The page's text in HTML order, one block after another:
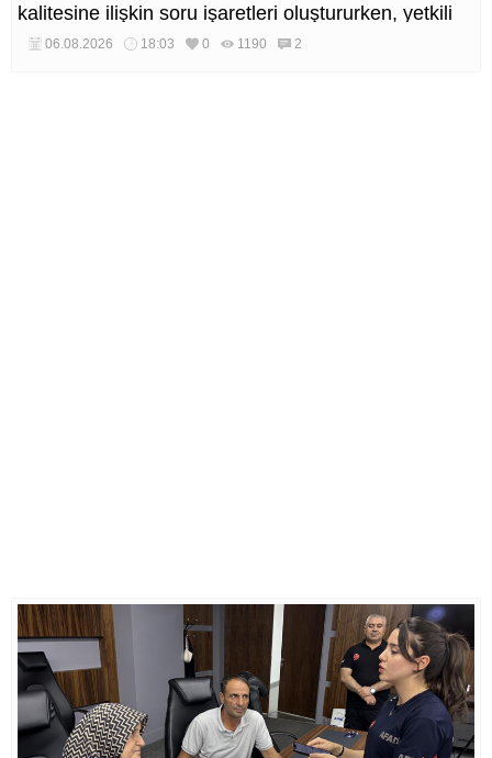
kalitesine ilişkin soru işaretleri oluştururken, yetkili
kurumların teknik inceleme yapması çağrısı yapıldı.
06.08.2026 18:03 0 1190 2